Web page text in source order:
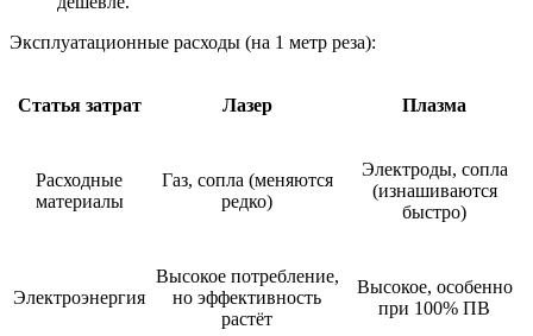
Эксплуатационные расходы (на 1 метр реза):
Статья затрат Лазер Плазма
Расходные
материалы
Газ, сопла (меняются
редко)
Электроды, сопла
(изнашиваются
быстро)
Электроэнергия
Высокое потребление,
но эффективность
растёт
Высокое, особенно
при 100% ПВ